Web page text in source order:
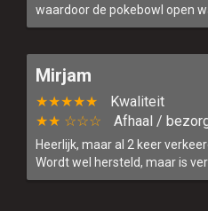
waardoor de pokebowl open
Mirjam
★★★★★
Kwaliteit
★★ ☆☆☆
Afhaal /
Heerlijk, maar al 2 keer
Wordt wel hersteld, maar is